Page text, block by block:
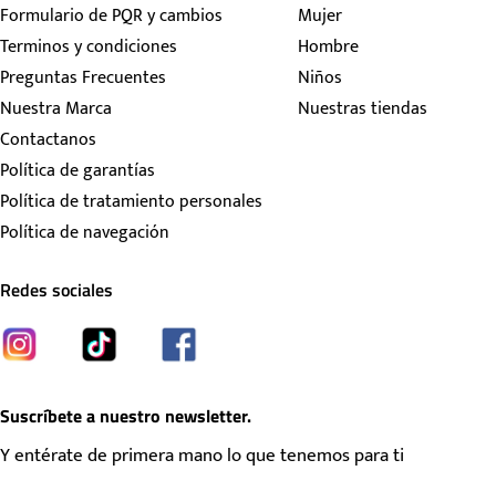
Formulario de PQR y cambios
Terminos y condiciones
Preguntas Frecuentes
Nuestra Marca
Contactanos
Política de garantías
Política de tratamiento personales
Política de navegación
Mujer
Hombre
Niños
Nuestras tiendas
Redes sociales
Suscríbete a nuestro newsletter.
Y entérate de primera mano lo que tenemos para ti